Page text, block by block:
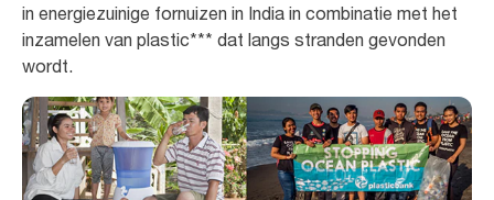
in energiezuinige fornuizen in India in combinatie met het
inzamelen van plastic*** dat langs stranden gevonden
wordt.